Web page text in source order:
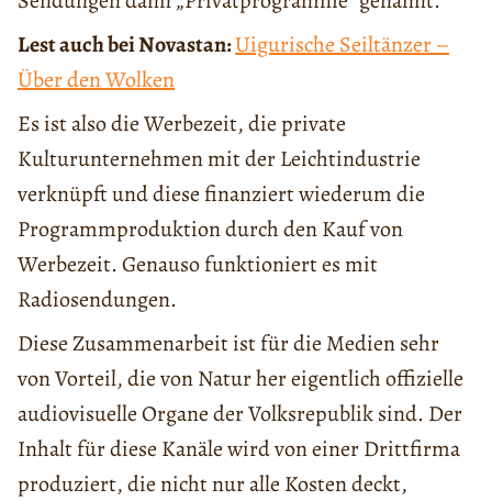
Lest auch bei Novastan:Uigurische Seiltänzer –
Über den Wolken
Es ist also die Werbezeit, die private
Kulturunternehmen mit der Leichtindustrie
verknüpft und diese finanziert wiederum die
Programmproduktion durch den Kauf von
Werbezeit. Genauso funktioniert es mit
Radiosendungen.
Diese Zusammenarbeit ist für die Medien sehr
von Vorteil, die von Natur her eigentlich offizielle
audiovisuelle Organe der Volksrepublik sind. Der
Inhalt für diese Kanäle wird von einer Drittfirma
produziert, die nicht nur alle Kosten deckt,